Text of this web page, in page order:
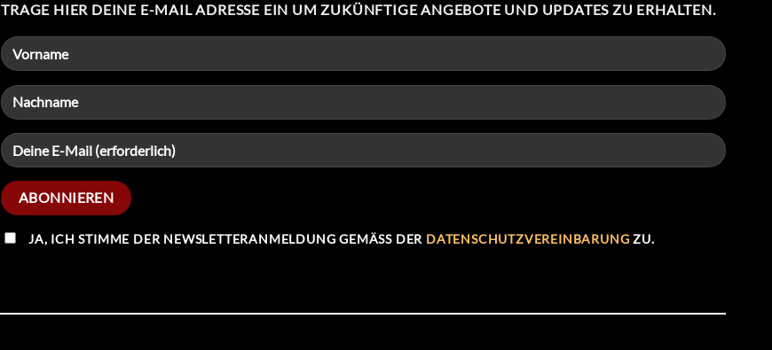
TRAGE HIER DEINE E-MAIL ADRESSE EIN UM ZUKÜNFTIGE ANGEBOTE UND UPDATES ZU ERHALTEN.
JA, ICH STIMME DER NEWSLETTERANMELDUNG GEMÄSS DER DATENSCHUTZVEREINBARUNG ZU.